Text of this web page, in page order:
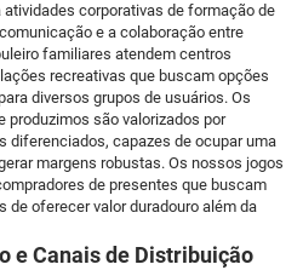
corporativas de formação de
e a colaboração entre
familiares atendem centros
recreativas que buscam opções
diversos grupos de usuários. Os
produzimos são valorizados por
diferenciados, capazes de ocupar uma
margens robustas. Os nossos jogos
de presentes que buscam
de oferecer valor duradouro além da
e Canais de Distribuição